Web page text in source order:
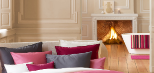
CONSUMENT